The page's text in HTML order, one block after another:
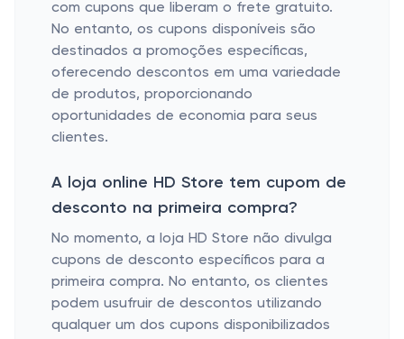
com cupons que liberam o frete gratuito.
No entanto, os cupons disponíveis são
destinados a promoções específicas,
oferecendo descontos em uma variedade
de produtos, proporcionando
oportunidades de economia para seus
clientes.
A loja online HD Store tem cupom de
desconto na primeira compra?
No momento, a loja HD Store não divulga
cupons de desconto específicos para a
primeira compra. No entanto, os clientes
podem usufruir de descontos utilizando
qualquer um dos cupons disponibilizados